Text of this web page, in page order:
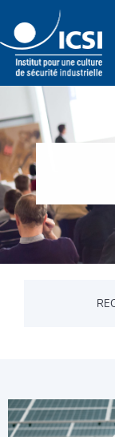
contenu
principal